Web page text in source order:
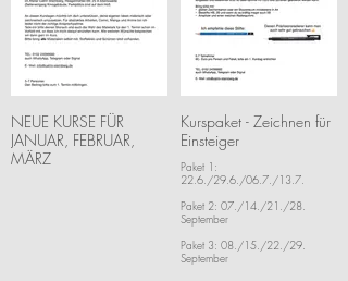
NEUE KURSE FÜR
JANUAR, FEBRUAR,
MÄRZ
Kurspaket - Zeichnen für
Einsteiger
Paket 1:
22.6./29.6./06.7./13.7.
Paket 2: 07./14./21./28.
September
Paket 3: 08./15./22./29.
September